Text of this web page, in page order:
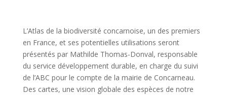
L’Atlas de la biodiversité concarnoise, un des premiers
en France, et ses potentielles utilisations seront
présentés par Mathilde Thomas-Donval, responsable
du service développement durable, en charge du suivi
de l’ABC pour le compte de la mairie de Concarneau.
Des cartes, une vision globale des espèces de notre